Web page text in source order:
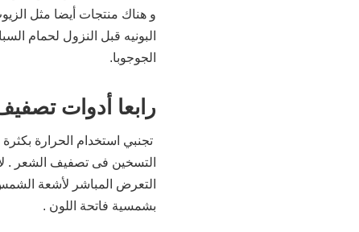
و هناك منتجات أيضا مثل
البونيه قبل النزول لحمام
الجوجوبا.
رابعا أدوات
تجنبي استخدام الحرارة
التسخين فى تصفيف الشعر .
التعرض المباشر لأشعة
بشمسية فاتحة اللون .